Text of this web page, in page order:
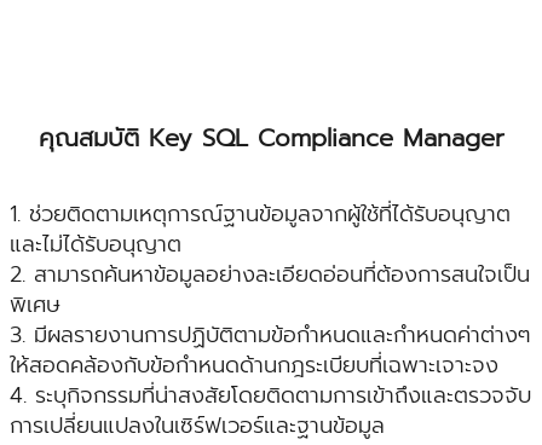
คุณสมบัติ Key SQL Compliance Manager
1. ช่วยติดตามเหตุการณ์ฐานข้อมูลจากผู้ใช้ที่ได้รับอนุญาต
และไม่ได้รับอนุญาต
2. สามารถค้นหาข้อมูลอย่างละเอียดอ่อนที่ต้องการสนใจเป็น
พิเศษ
3. มีผลรายงานการปฏิบัติตามข้อกำหนดและกำหนดค่าต่างๆ
ให้สอดคล้องกับข้อกำหนดด้านกฎระเบียบที่เฉพาะเจาะจง
4. ระบุกิจกรรมที่น่าสงสัยโดยติดตามการเข้าถึงและตรวจจับ
การเปลี่ยนแปลงในเซิร์ฟเวอร์และฐานข้อมูล